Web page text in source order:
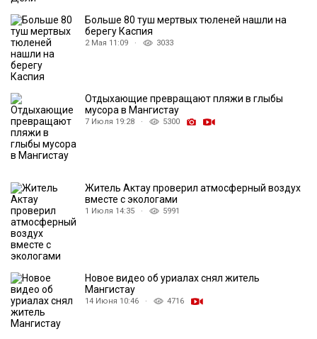
Больше 80 туш мертвых тюленей нашли на
берегу Каспия
2 Мая 11:09 · 3033
Отдыхающие превращают пляжи в глыбы
мусора в Мангистау
7 Июля 19:28 · 5300
Житель Актау проверил атмосферный воздух
вместе с экологами
1 Июля 14:35 · 5991
Новое видео об уриалах снял житель
Мангистау
14 Июня 10:46 · 4716